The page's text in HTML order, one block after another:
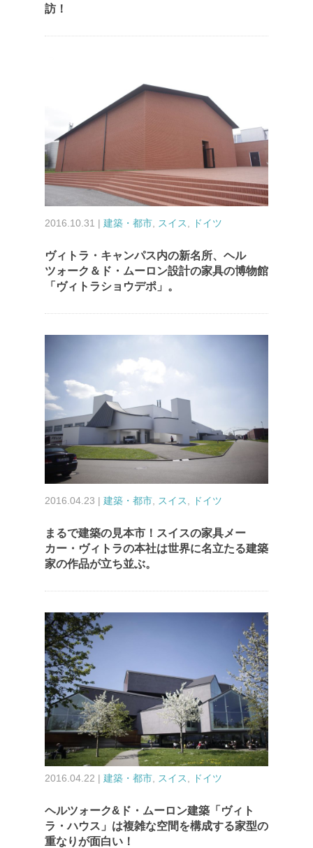
訪！
2016.10.31 | 建築・都市 スイス ドイツ
ヴィトラ・キャンパス内の新名所、ヘル
ツォーク＆ド・ムーロン設計の家具の博物館
「ヴィトラショウデポ」。
2016.04.23 | 建築・都市 スイス ドイツ
まるで建築の見本市！スイスの家具メー
カー・ヴィトラの本社は世界に名立たる建築
家の作品が立ち並ぶ。
2016.04.22 | 建築・都市 スイス ドイツ
ヘルツォーク&ド・ムーロン建築「ヴィト
ラ・ハウス」は複雑な空間を構成する家型の
重なりが面白い！